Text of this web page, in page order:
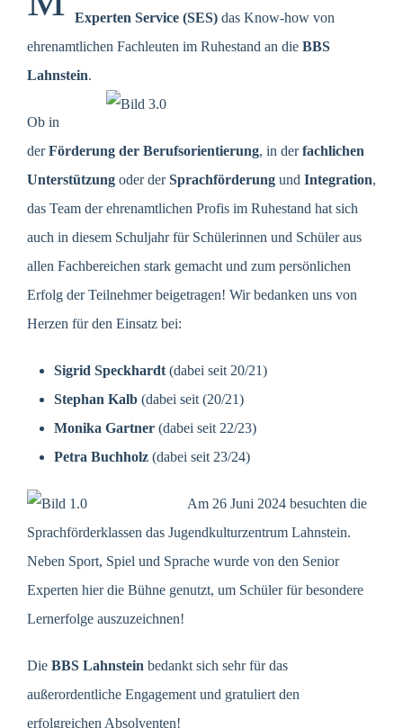
Experten Service (SES) das Know-how von
ehrenamtlichen Fachleuten im Ruhestand an die BBS
Lahnstein.
Ob in
derFörderung der Berufsorientierung, in derfachlichen
Unterstützung oder derSprachförderung und Integration,
das Team der ehrenamtlichen Profis im Ruhestand hat sich
auch in diesem Schuljahr für Schülerinnen und Schüler aus
allen Fachbereichen stark gemacht und zum persönlichen
Erfolg der Teilnehmer beigetragen! Wir bedanken uns von
Herzen für den Einsatz bei:
Sigrid Speckhardt (dabei seit 20/21)
Stephan Kalb (dabei seit (20/21)
Monika Gartner (dabei seit 22/23)
Petra Buchholz (dabei seit 23/24)
Am 26 Juni 2024 besuchten die
Sprachförderklassen das Jugendkulturzentrum Lahnstein.
Neben Sport, Spiel und Sprache wurde von den Senior
Experten hier die Bühne genutzt, um Schüler für besondere
Lernerfolge auszuzeichnen!
Die BBS Lahnstein bedankt sich sehr für das
außerordentliche Engagement und gratuliert den
erfolgreichen Absolventen!